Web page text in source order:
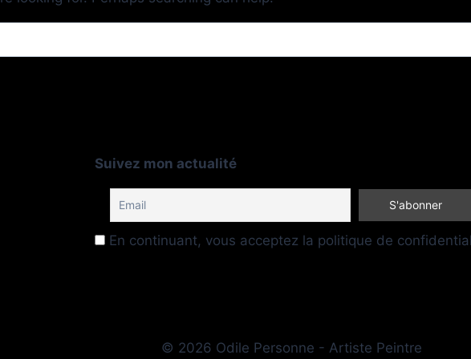
Suivez mon actualité
En continuant, vous acceptez la politique de
© 2026 Odile Personne - Artiste Peintre